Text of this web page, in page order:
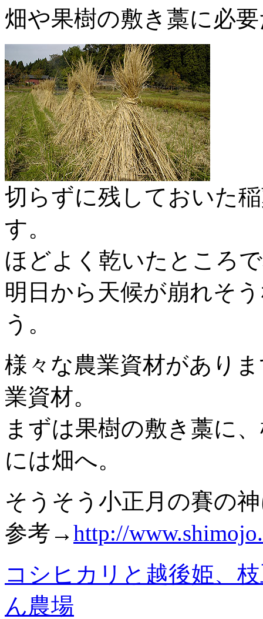
畑や果樹の敷き藁に必
切らずに残しておいた
す。
ほどよく乾いたところ
明日から天候が崩れそ
う。
様々な農業資材があり
業資材。
まずは果樹の敷き藁に
には畑へ。
そうそう小正月の賽の
参考→http://
コシヒカリと越後姫、
ん農場